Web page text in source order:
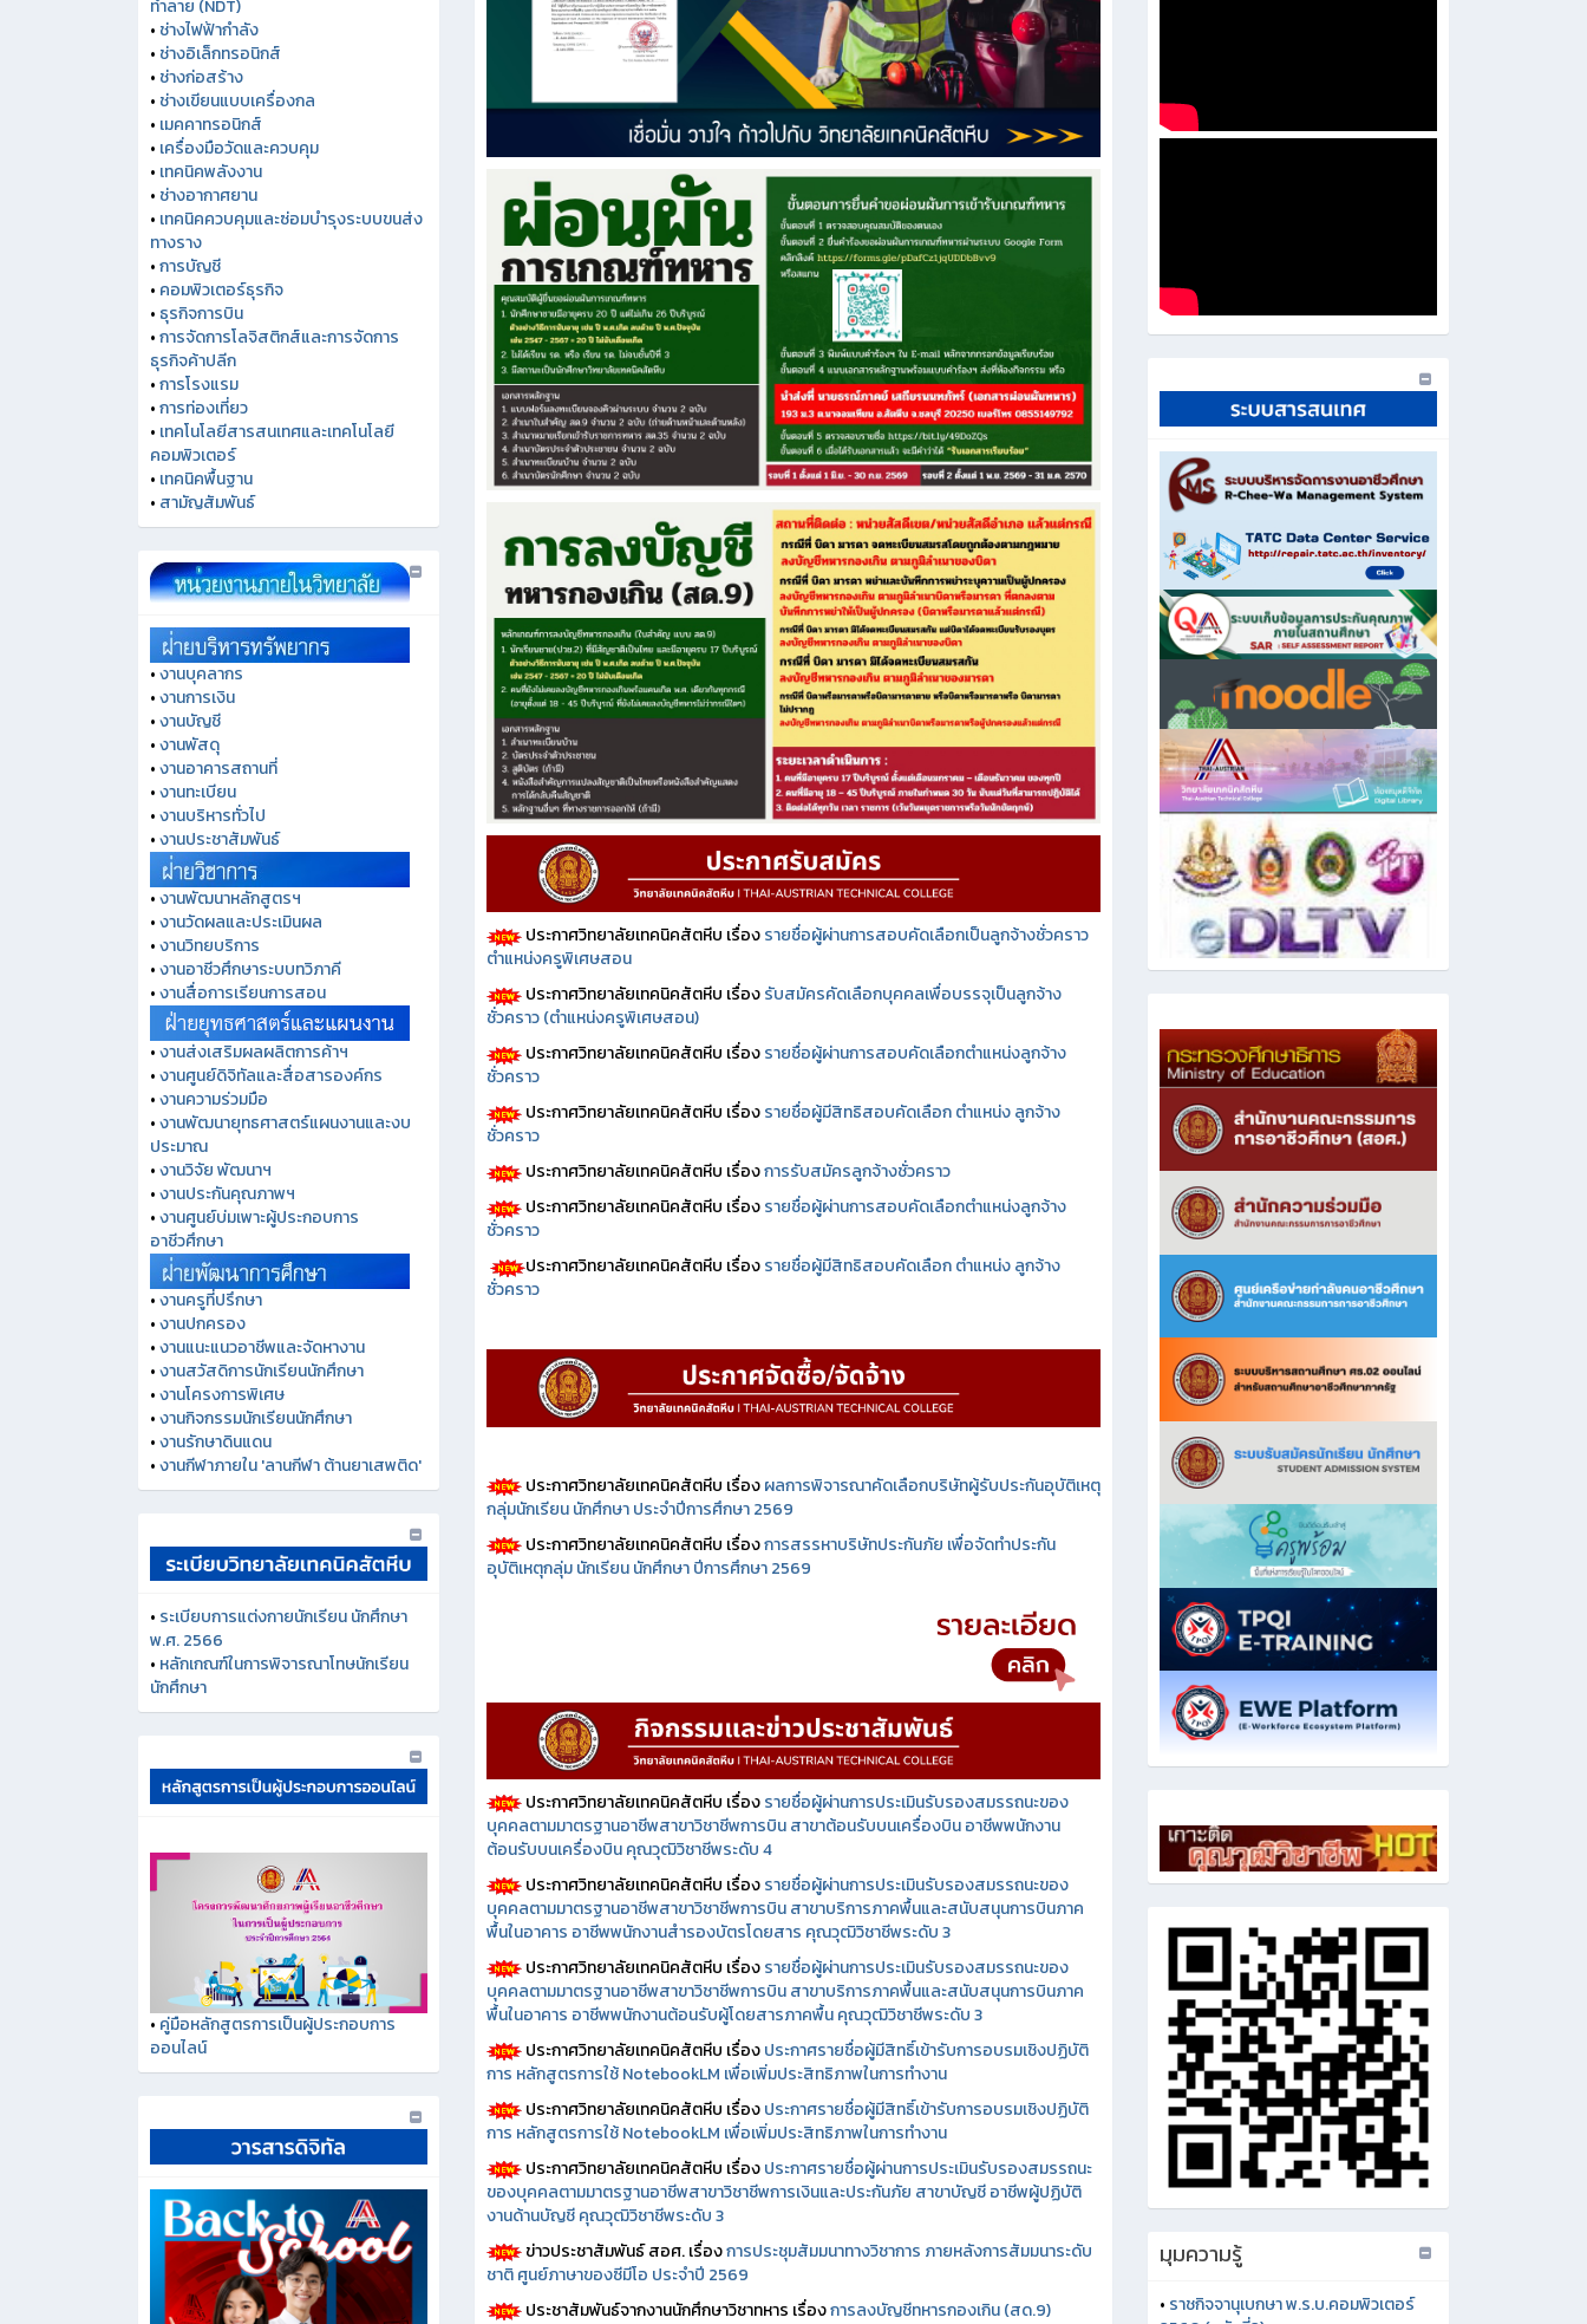
ทำลาย (NDT)
• ช่างไฟฟ้ากำลัง
• ช่างอิเล็กทรอนิกส์
• ช่างก่อสร้าง
• ช่างเขียนแบบเครื่องกล
• เมคคาทรอนิกส์
• เครื่องมือวัดและควบคุม
• เทคนิคพลังงาน
• ช่างอากาศยาน
• เทคนิคควบคุมและซ่อมบำรุงระบบขนส่ง
ทางราง
•การบัญชี
• คอมพิวเตอร์ธุรกิจ
• ธุรกิจการบิน
•การจัดการโลจิสติกส์และการจัดการ
ธุรกิจค้าปลีก
•การโรงแรม
•การท่องเที่ยว
• เทคโนโลยีสารสนเทศและเทคโนโลยี
คอมพิวเตอร์
• เทคนิคพื้นฐาน
• สามัญสัมพันธ์
•งานบุคลากร
•งานการเงิน
•งานบัญชี
•งานพัสดุ
•งานอาคารสถานที่
•งานทะเบียน
•งานบริหารทั่วไป
•งานประชาสัมพันธ์
•งานพัฒนาหลักสูตรฯ
•งานวัดผลและประเมินผล
•งานวิทยบริการ
•งานอาชีวศึกษาระบบทวิภาคี
•งานสื่อการเรียนการสอน
•งานส่งเสริมผลผลิตการค้าฯ
•งานศูนย์ดิจิทัลและสื่อสารองค์กร
•งานความร่วมมือ
•งานพัฒนายุทธศาสตร์แผนงานและงบ
ประมาณ
•งานวิจัย พัฒนาฯ
•งานประกันคุณภาพฯ
•งานศูนย์บ่มเพาะผู้ประกอบการ
อาชีวศึกษา
•งานครูที่ปรึกษา
•งานปกครอง
•งานแนะแนวอาชีพและจัดหางาน
•งานสวัสดิการนักเรียนนักศึกษา
•งานโครงการพิเศษ
•งานกิจกรรมนักเรียนนักศึกษา
•งานรักษาดินแดน
•งานกีฬาภายใน 'ลานกีฬา ต้านยาเสพติด'
• ระเบียบการแต่งกายนักเรียน นักศึกษา
พ.ศ. 2566
• หลักเกณฑ์ในการพิจารณาโทษนักเรียน
นักศึกษา
• คู่มือหลักสูตรการเป็นผู้ประกอบการ
ออนไลน์
ประกาศวิทยาลัยเทคนิคสัตหีบ เรื่องรายชื่อผู้ผ่านการสอบคัดเลือกเป็นลูกจ้างชั่วคราว
ตำแหน่งครูพิเศษสอน
ประกาศวิทยาลัยเทคนิคสัตหีบ เรื่องรับสมัครคัดเลือกบุคคลเพื่อบรรจุเป็นลูกจ้าง
ชั่วคราว (ตำแหน่งครูพิเศษสอน)
ประกาศวิทยาลัยเทคนิคสัตหีบ เรื่องรายชื่อผู้ผ่านการสอบคัดเลือกตำแหน่งลูกจ้าง
ชั่วคราว
ประกาศวิทยาลัยเทคนิคสัตหีบ เรื่องรายชื่อผู้มีสิทธิสอบคัดเลือก ตำแหน่ง ลูกจ้าง
ชั่วคราว
ประกาศวิทยาลัยเทคนิคสัตหีบ เรื่องการรับสมัครลูกจ้างชั่วคราว
ประกาศวิทยาลัยเทคนิคสัตหีบ เรื่องรายชื่อผู้ผ่านการสอบคัดเลือกตำแหน่งลูกจ้าง
ชั่วคราว
ประกาศวิทยาลัยเทคนิคสัตหีบ เรื่องรายชื่อผู้มีสิทธิสอบคัดเลือก ตำแหน่ง ลูกจ้าง
ชั่วคราว
ประกาศวิทยาลัยเทคนิคสัตหีบ เรื่องผลการพิจารณาคัดเลือกบริษัทผู้รับประกันอุบัติเหตุ
กลุ่มนักเรียน นักศึกษา ประจำปีการศึกษา 2569
ประกาศวิทยาลัยเทคนิคสัตหีบ เรื่องการสรรหาบริษัทประกันภัย เพื่อจัดทำประกัน
อุบัติเหตุกลุ่ม นักเรียน นักศึกษา ปีการศึกษา 2569
ประกาศวิทยาลัยเทคนิคสัตหีบ เรื่องรายชื่อผู้ผ่านการประเมินรับรองสมรรถนะของ
บุคคลตามมาตรฐานอาชีพสาขาวิชาชีพการบิน สาขาต้อนรับบนเครื่องบิน อาชีพพนักงาน
ต้อนรับบนเครื่องบิน คุณวุฒิวิชาชีพระดับ 4
ประกาศวิทยาลัยเทคนิคสัตหีบ เรื่องรายชื่อผู้ผ่านการประเมินรับรองสมรรถนะของ
บุคคลตามมาตรฐานอาชีพสาขาวิชาชีพการบิน สาขาบริการภาคพื้นและสนับสนุนการบินภาค
พื้นในอาคาร อาชีพพนักงานสำรองบัตรโดยสาร คุณวุฒิวิชาชีพระดับ 3
ประกาศวิทยาลัยเทคนิคสัตหีบ เรื่องรายชื่อผู้ผ่านการประเมินรับรองสมรรถนะของ
บุคคลตามมาตรฐานอาชีพสาขาวิชาชีพการบิน สาขาบริการภาคพื้นและสนับสนุนการบินภาค
พื้นในอาคาร อาชีพพนักงานต้อนรับผู้โดยสารภาคพื้น คุณวุฒิวิชาชีพระดับ 3
ประกาศวิทยาลัยเทคนิคสัตหีบ เรื่องประกาศรายชื่อผู้มีสิทธิ์เข้ารับการอบรมเชิงปฏิบัติ
การ หลักสูตรการใช้ NotebookLM เพื่อเพิ่มประสิทธิภาพในการทำงาน
ประกาศวิทยาลัยเทคนิคสัตหีบ เรื่องประกาศรายชื่อผู้มีสิทธิ์เข้ารับการอบรมเชิงปฏิบัติ
การ หลักสูตรการใช้ NotebookLM เพื่อเพิ่มประสิทธิภาพในการทำงาน
ประกาศวิทยาลัยเทคนิคสัตหีบ เรื่องประกาศรายชื่อผู้ผ่านการประเมินรับรองสมรรถนะ
ของบุคคลตามมาตรฐานอาชีพสาขาวิชาชีพการเงินและประกันภัย สาขาบัญชี อาชีพผู้ปฏิบัติ
งานด้านบัญชี คุณวุฒิวิชาชีพระดับ 3
ข่าวประชาสัมพันธ์ สอศ.เรื่องการประชุมสัมมนาทางวิชาการ ภายหลังการสัมมนาระดับ
ชาติ ศูนย์ภาษาของซีมีโอ ประจำปี 2569
ประชาสัมพันธ์จากงานนักศึกษาวิชาทหาร เรื่องการลงบัญชีทหารกองเกิน (สด.9)
มุมความรู้
• ราชกิจจานุเบกษา พ.ร.บ.คอมพิวเตอร์